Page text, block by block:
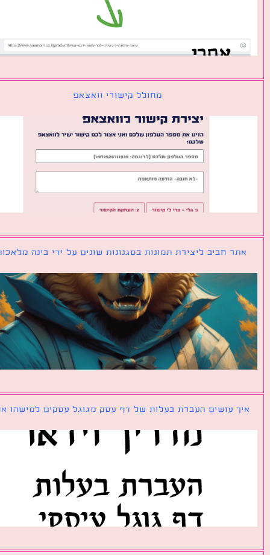
מחולל קישורי וואצאפ
חביב ליצירת תמונות בסגנונות שונים על ידי בינה מלאכותית
עושים העברת בעלות של דף עסק מגוגל עסקים למישהו אחר?